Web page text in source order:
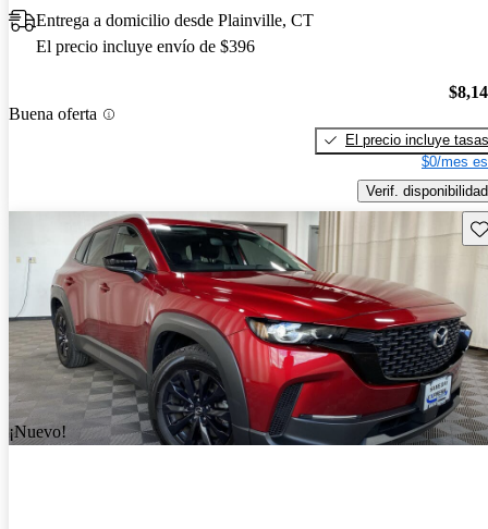
Entrega a domicilio desde Plainville, CT
El precio incluye envío de $396
Buena oferta
El precio incluye tasas
$0/mes
Verif. disponibilidad
¡Nuevo!